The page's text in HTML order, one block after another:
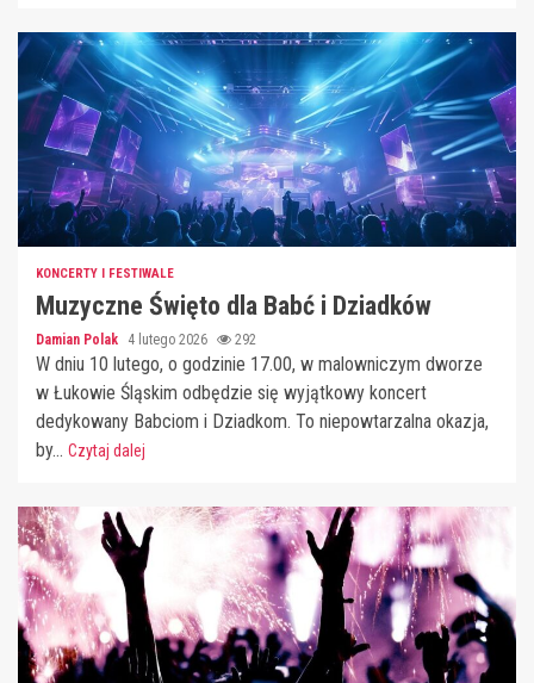
KONCERTY I FESTIWALE
Muzyczne Święto dla Babć i Dziadków
Damian Polak 4 lutego 2026 292
W dniu 10 lutego, o godzinie 17.00, w malowniczym dworze
w Łukowie Śląskim odbędzie się wyjątkowy koncert
dedykowany Babciom i Dziadkom. To niepowtarzalna okazja,
by... Czytaj dalej